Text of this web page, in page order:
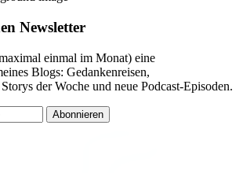
Newsletter
einmal im Monat) eine
Blogs: Gedankenreisen,
der Woche und neue Podcast-Episoden.
Abonnieren